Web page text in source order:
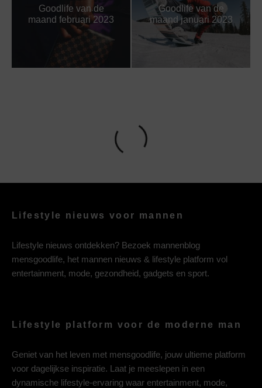
Goodlife van de
maand februari 2023
Goodlife van de
maand januari 2023
Lifestyle nieuws voor mannen
Lifestyle nieuws ontdekken? Bezoek mannenblog
mensgoodlife, het mannen nieuws & lifestyle platform vol
entertainment, mode, gezondheid, gadgets en sport.
Lifestyle platform voor de moderne man
Geniet van het leven met mensgoodlife, jouw ultieme platform
voor dagelijkse inspiratie. Laat je meeslepen in een
dynamische lifestyle-ervaring waar entertainment, mode,